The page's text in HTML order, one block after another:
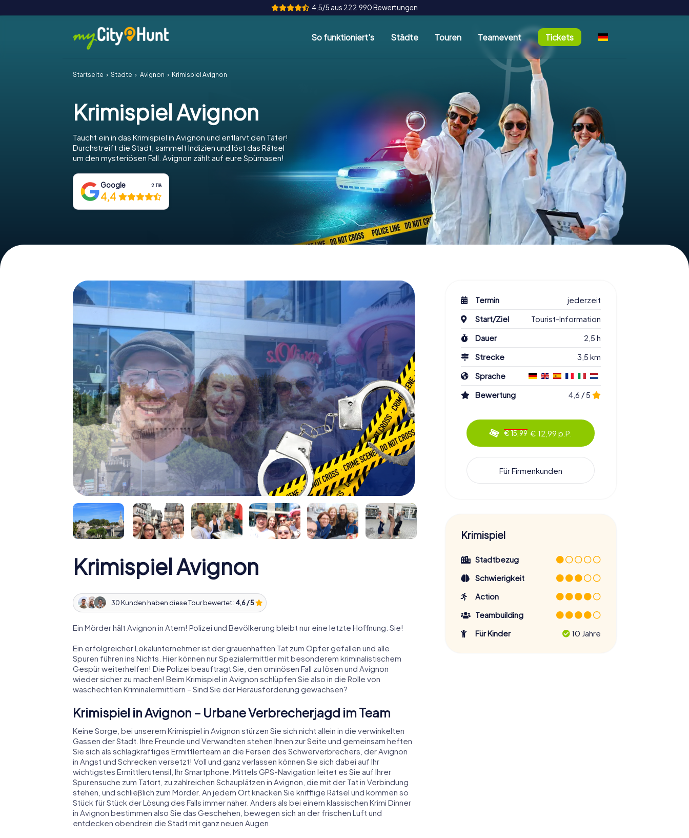
4,5/5 aus 222.990 Bewertungen
So funktioniert's Städte Touren Teamevent Tickets
Startseite Städte Avignon Krimispiel Avignon
Krimispiel Avignon
Taucht ein in das Krimispiel in Avignon und entlarvt den Täter!
Durchstreift die Stadt, sammelt Indizien und löst das Rätsel
um den mysteriösen Fall. Avignon zählt auf eure Spürnasen!
Google 2.118
4,4
Krimispiel Avignon
30 Kunden haben diese Tour bewertet: 4,6 / 5
Ein Mörder hält Avignon in Atem! Polizei und Bevölkerung bleibt nur eine letzte Hoffnung: Sie!
Ein erfolgreicher Lokalunternehmer ist der grauenhaften Tat zum Opfer gefallen und alle
Spuren führen ins Nichts. Hier können nur Spezialermittler mit besonderem kriminalistischem
Gespür weiterhelfen! Die Polizei beauftragt Sie, den ominösen Fall zu lösen und Avignon
wieder sicher zu machen! Beim Krimispiel in Avignon schlüpfen Sie also in die Rolle von
waschechten Kriminalermittlern – Sind Sie der Herausforderung gewachsen?
Krimispiel in Avignon – Urbane Verbrecherjagd im Team
Keine Sorge, bei unserem Krimispiel in Avignon stürzen Sie sich nicht allein in die verwinkelten
Gassen der Stadt. Ihre Freunde und Verwandten stehen Ihnen zur Seite und gemeinsam heften
Sie sich als schlagkräftiges Ermittlerteam an die Fersen des Schwerverbrechers, der Avignon
in Angst und Schrecken versetzt! Voll und ganz verlassen können Sie sich dabei auf Ihr
wichtigstes Ermittlerutensil, Ihr Smartphone. Mittels GPS-Navigation leitet es Sie auf Ihrer
Spurensuche zum Tatort, zu zahlreichen Schauplätzen in Avignon, die mit der Tat in Verbindung
stehen, und schließlich zum Mörder. An jedem Ort knacken Sie knifflige Rätsel und kommen so
Stück für Stück der Lösung des Falls immer näher. Anders als bei einem klassischen Krimi Dinner
in Avignon bestimmen also Sie das Geschehen, bewegen sich an der frischen Luft und
entdecken obendrein die Stadt mit ganz neuen Augen.
Termin
jederzeit
Start/Ziel
Tourist-Information
Dauer
2,5 h
Strecke
3,5 km
Sprache
Bewertung
4,6 / 5
€ 15,99 € 12,99 p.P.
Für Firmenkunden
Krimispiel
Stadtbezug
Schwierigkeit
Action
Teambuilding
Für Kinder
10 Jahre